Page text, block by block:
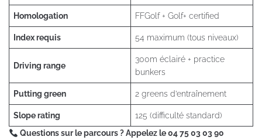
Homologation FFGolf + Golf+ certified
Index requis 54 maximum (tous niveaux)
Driving range
300m éclairé + practice
bunkers
Putting green 2 greens d’entraînement
Slope rating
125 (difficulté standard)
Questions sur le parcours ? Appelez le 04 75 03 03 90